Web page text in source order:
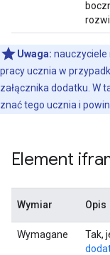
Uwaga:
pracy ucznia w
załącznika dodatku. W
znać tego ucznia i
Element
Wymiar Opis
Wymagane Tak,